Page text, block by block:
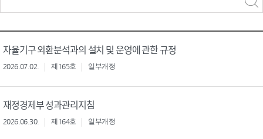
자율기구 외환분석과의 설치 및 운영에 관한 규정
2026.07.02. 제165호 일부개정
재정경제부 성과관리지침
2026.06.30. 제164호 일부개정